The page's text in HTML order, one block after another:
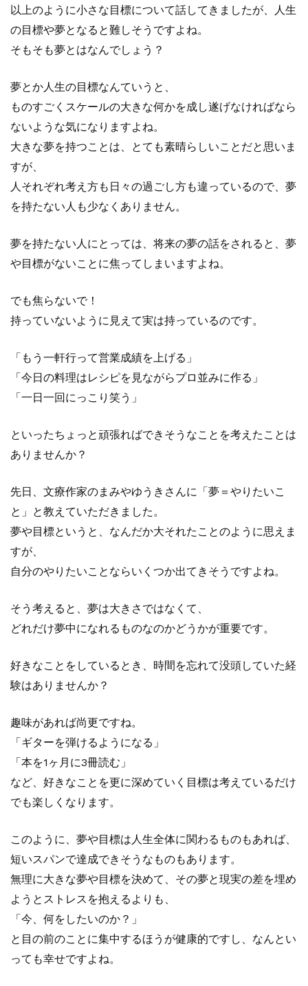
以上のように小さな目標について話してきましたが、人生
の目標や夢となると難しそうですよね。
そもそも夢とはなんでしょう？
夢とか人生の目標なんていうと、
ものすごくスケールの大きな何かを成し遂げなければなら
ないような気になりますよね。
大きな夢を持つことは、とても素晴らしいことだと思いま
すが、
人それぞれ考え方も日々の過ごし方も違っているので、夢
を持たない人も少なくありません。
夢を持たない人にとっては、将来の夢の話をされると、夢
や目標がないことに焦ってしまいますよね。
でも焦らないで！
持っていないように見えて実は持っているのです。
「もう一軒行って営業成績を上げる」
「今日の料理はレシピを見ながらプロ並みに作る」
「一日一回にっこり笑う」
といったちょっと頑張ればできそうなことを考えたことは
ありませんか？
先日、文療作家のまみやゆうきさんに「夢＝やりたいこ
と」と教えていただきました。
夢や目標というと、なんだか大それたことのように思えま
すが、
自分のやりたいことならいくつか出てきそうですよね。
そう考えると、夢は大きさではなくて、
どれだけ夢中になれるものなのかどうかが重要です。
好きなことをしているとき、時間を忘れて没頭していた経
験はありませんか？
趣味があれば尚更ですね。
「ギターを弾けるようになる」
「本を1ヶ月に3冊読む」
など、好きなことを更に深めていく目標は考えているだけ
でも楽しくなります。
このように、夢や目標は人生全体に関わるものもあれば、
短いスパンで達成できそうなものもあります。
無理に大きな夢や目標を決めて、その夢と現実の差を埋め
ようとストレスを抱えるよりも、
「今、何をしたいのか？」
と目の前のことに集中するほうが健康的ですし、なんとい
っても幸せですよね。